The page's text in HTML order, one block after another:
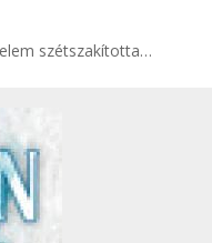
szétszakította…